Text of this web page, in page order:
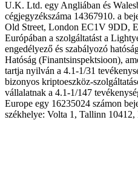
U.K. Ltd. egy Angliában és
cégjegyzékszáma 14367910. a
Old Street, London EC1V 9DD,
Európában a szolgáltatást a
engedélyező és szabályozó
Hatóság (Finantsinspektsioon),
tartja nyilván a 4.1-1/31
bizonyos kriptoeszköz-
vállalatnak a 4.1-1/147
Europe egy 16235024 számon
székhelye: Volta 1, Tallinn 10412,